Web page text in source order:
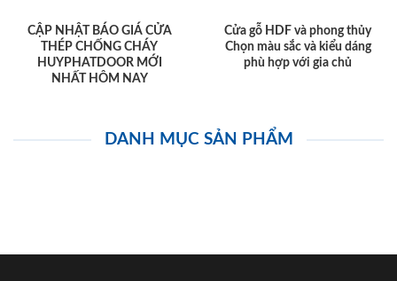
CẬP NHẬT BÁO GIÁ CỬA
THÉP CHỐNG CHÁY
HUYPHATDOOR MỚI
NHẤT HÔM NAY
Cửa gỗ HDF và phong thủy
Chọn màu sắc và kiểu dáng
phù hợp với gia chủ
DANH MỤC SẢN PHẨM